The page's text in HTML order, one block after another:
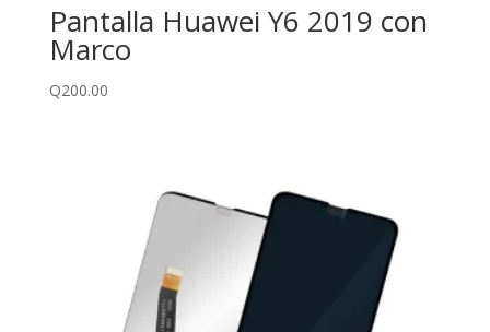
Pantalla Huawei Y6 2019 con
Marco
Q200.00